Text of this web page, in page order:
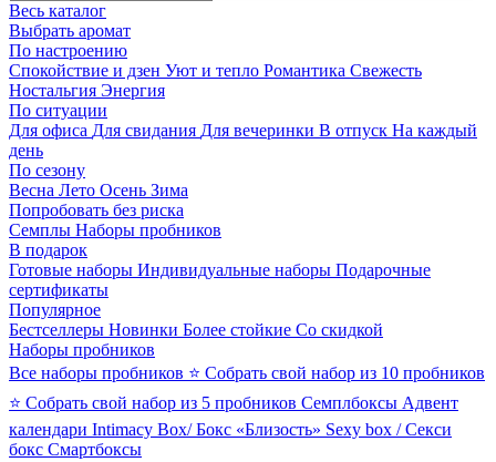
Весь каталог
Выбрать аромат
По настроению
Спокойствие и дзен Уют и тепло Романтика Свежесть
Ностальгия Энергия
По ситуации
Для офиса Для свидания Для вечеринки В отпуск На каждый
день
По сезону
Весна Лето Осень Зима
Попробовать без риска
Семплы Наборы пробников
В подарок
Готовые наборы Индивидуальные наборы Подарочные
сертификаты
Популярное
Бестселлеры Новинки Более стойкие Со скидкой
Наборы пробников
Все наборы пробников ⭐ Собрать свой набор из 10 пробников
⭐ Собрать свой набор из 5 пробников Семплбоксы Адвент
календари Intimacy Box/ Бокс «Близость» Sexy box / Секси
бокс Смартбоксы